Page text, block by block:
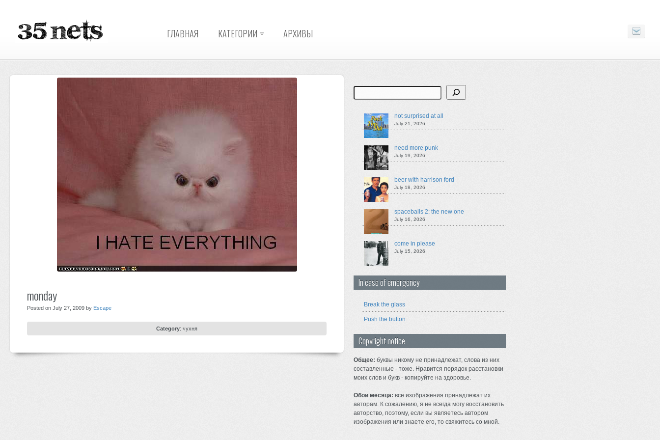
ГЛАВНАЯ КАТЕГОРИИ АРХИВЫ
monday
Posted on July 27, 2009 by Escape
Category: чухня
Search
not surprised at all
July 21, 2026
need more punk
July 19, 2026
beer with harrison ford
July 18, 2026
spaceballs 2: the new one
July 16, 2026
come in please
July 15, 2026
In case of emergency
Break the glass
Push the button
Copyright notice
Общее: буквы никому не принадлежат, слова из них
составленные - тоже. Нравится порядок расстановки
моих слов и букв - копируйте на здоровье.
Обои месяца: все изображения принадлежат их
авторам. К сожалению, я не всегда могу восстановить
авторство, поэтому, если вы являетесь автором
изображения или знаете его, то свяжитесь со мной.